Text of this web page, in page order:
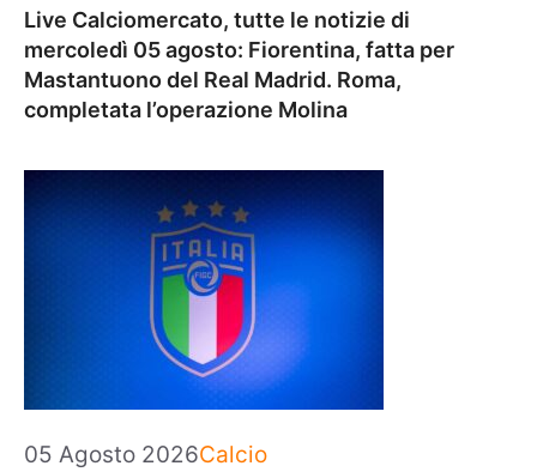
Live Calciomercato, tutte le notizie di
mercoledì 05 agosto: Fiorentina, fatta per
Mastantuono del Real Madrid. Roma,
completata l’operazione Molina
05 Agosto 2026Categorie
Calcio